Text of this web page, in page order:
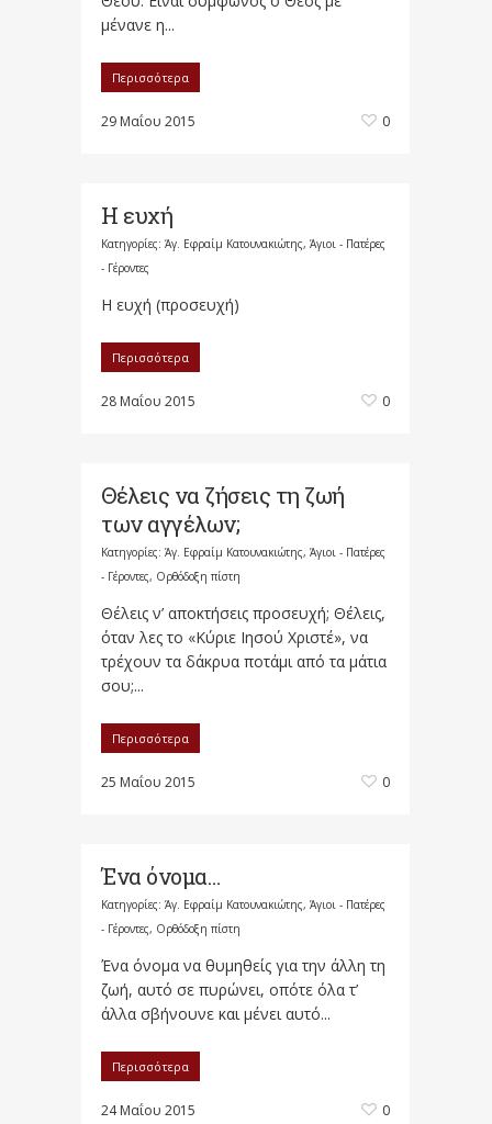
μένανε η...
Περισσότερα
29 Μαΐου 2015 0
Η ευχή
Κατηγορίες: Άγ. Εφραίμ Κατουνακιώτης, Άγιοι - Πατέρες
- Γέροντες
Η ευχή (προσευχή)
Περισσότερα
28 Μαΐου 2015 0
Θέλεις να ζήσεις τη ζωή
των αγγέλων;
Κατηγορίες: Άγ. Εφραίμ Κατουνακιώτης, Άγιοι - Πατέρες
- Γέροντες, Ορθόδοξη πίστη
Θέλεις ν’ αποκτήσεις προσευχή; Θέλεις,
όταν λες το «Κύριε Ιησού Χριστέ», να
τρέχουν τα δάκρυα ποτάμι από τα μάτια
σου;...
Περισσότερα
25 Μαΐου 2015 0
Ένα όνομα…
Κατηγορίες: Άγ. Εφραίμ Κατουνακιώτης, Άγιοι - Πατέρες
- Γέροντες, Ορθόδοξη πίστη
Ένα όνομα να θυμηθείς για την άλλη τη
ζωή, αυτό σε πυρώνει, οπότε όλα τ’
άλλα σβήνουνε και μένει αυτό...
Περισσότερα
24 Μαΐου 2015 0